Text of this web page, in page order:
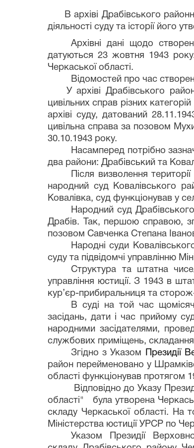
В архіві Драбівського
діяльності суду та історії його
Архівні дані щодо
датуються 23 жовтня 1943
Черкаської області.
Відомостей про час
У архіві
Драбівського
цивільних справ різних
архіві суду, датований
цивільна справа за позовом
30.10.1943 року.
Насамперед потрібно
два райони: Драбівський та
Після визволення
народний суд Ковалівського
Ковалівка, суд функціонував у
Народний суд
Драбів. Так, першою справою,
позовом Савченка Степана
Народні суди
суду та підвідомчі управлінню
Структура та штатна
управління юстиції. З 1943 в
кур’єр-прибиральниця та
В суді на той час
засідань, дати і час прийому
народними засідателями,
службових приміщень, складання
Згідно з Указом Президії
район перейменовано у
області функціонував протягом
Відповідно до Указу
області" була утворена
складу Черкаської області. На
Міністерства юстиції УРСР по
Указом Президії